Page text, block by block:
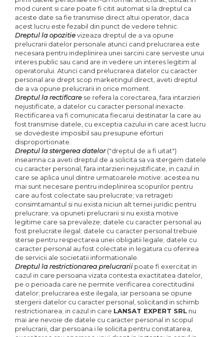
mod curent si care poate fi citit automat si la dreptul ca
aceste date sa fie transmise direct altui operator, daca
acest lucru este fezabil din punct de vedere tehnic.
Dreptul la opozitievizeaza dreptul de a va opune
prelucrarii datelor personale atunci cand prelucrarea este
necesara pentru indeplinirea unei sarcini care serveste unui
interes public sau cand are in vedere un interes legitim al
operatorului. Atunci cand prelucrarea datelor cu caracter
personal are drept scop marketingul direct, aveti dreptul
de a va opune prelucrarii in orice moment.
Dreptul la rectificare se refera la corectarea, fara intarzieri
nejustificate, a datelor cu caracter personal inexacte.
Rectificarea va fi comunicata fiecarui destinatar la care au
fost transmise datele, cu exceptia cazului in care acest lucru
se dovedeste imposibil sau presupune eforturi
disproportionate.
Dreptul la stergerea datelor("dreptul de a fi uitat")
inseamna ca aveti dreptul de a solicita sa va stergem datele
cu caracter personal, fara intarzieri nejustificate, in cazul in
care se aplica unul dintre urmatoarele motive: acestea nu
mai sunt necesare pentru indeplinirea scopurilor pentru
care au fost colectate sau prelucrate; va retrageti
consimtamantul si nu exista niciun alt temei juridic pentru
prelucrare; va opuneti prelucrarii si nu exista motive
legitime care sa prevaleze; datele cu caracter personal au
fost prelucrate ilegal; datele cu caracter personal trebuie
sterse pentru respectarea unei obligatii legale; datele cu
caracter personal au fost colectate in legatura cu oferirea
de servicii ale societatii informationale.
Dreptul la restrictionarea prelucrarii poate fi exercitat in
cazul in care persoana vizata contesta exactitatea datelor,
pe o perioada care ne permite verificarea corectitudinii
datelor; prelucrarea este ilegala, iar persoana se opune
stergerii datelor cu caracter personal, solicitand in schimb
restrictionarea; in cazul in care LANSAT EXPERT SRL nu
mai are nevoie de datele cu caracter personal in scopul
prelucrarii, dar persoana i le solicita pentru constatarea,